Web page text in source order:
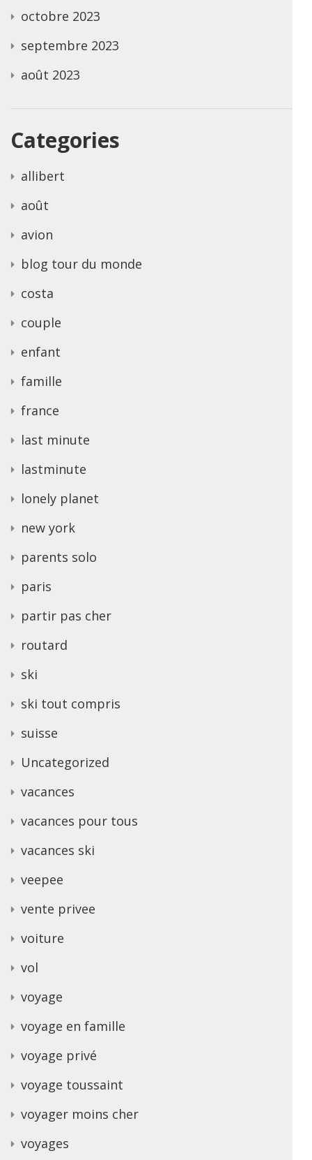
octobre 2023
septembre 2023
août 2023
Categories
allibert
août
avion
blog tour du monde
costa
couple
enfant
famille
france
last minute
lastminute
lonely planet
new york
parents solo
paris
partir pas cher
routard
ski
ski tout compris
suisse
Uncategorized
vacances
vacances pour tous
vacances ski
veepee
vente privee
voiture
vol
voyage
voyage en famille
voyage privé
voyage toussaint
voyager moins cher
voyages